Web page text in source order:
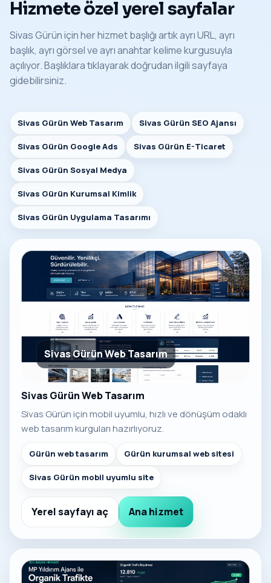
Hizmete özel yerel sayfalar
Sivas Gürün için her hizmet başlığı artık ayrı URL, ayrı
başlık, ayrı görsel ve ayrı anahtar kelime kurgusuyla
açılıyor. Başlıklara tıklayarak doğrudan ilgili sayfaya
gidebilirsiniz.
Sivas Gürün Web Tasarım Sivas Gürün SEO Ajansı
Sivas Gürün Google Ads Sivas Gürün E-Ticaret
Sivas Gürün Sosyal Medya
Sivas Gürün Kurumsal Kimlik
Sivas Gürün Uygulama Tasarımı
Sivas Gürün Web Tasarım
Sivas Gürün Web Tasarım
Sivas Gürün için mobil uyumlu, hızlı ve dönüşüm odaklı
web tasarım kurguları hazırlıyoruz.
Gürün web tasarım Gürün kurumsal web sitesi
Sivas Gürün mobil uyumlu site
Yerel sayfayı aç Ana hizmet